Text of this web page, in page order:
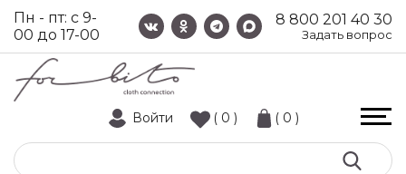
8 800 201 40 30
Задать вопрос
Пн - пт: с 9-
00 до 17-00
Войти ( 0 ) ( 0 )